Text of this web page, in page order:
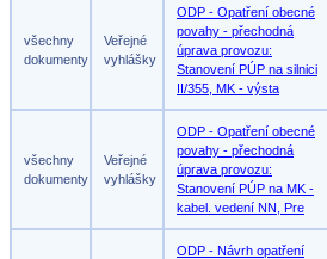
všechny
dokumenty
Veřejné
vyhlášky
ODP - Opatření obecné
povahy - přechodná
úprava provozu:
Stanovení PÚP na silnici
II/355, MK - výsta
všechny
dokumenty
Veřejné
vyhlášky
ODP - Opatření obecné
povahy - přechodná
úprava provozu:
Stanovení PÚP na MK -
kabel. vedení NN, Pre
ODP - Návrh opatření